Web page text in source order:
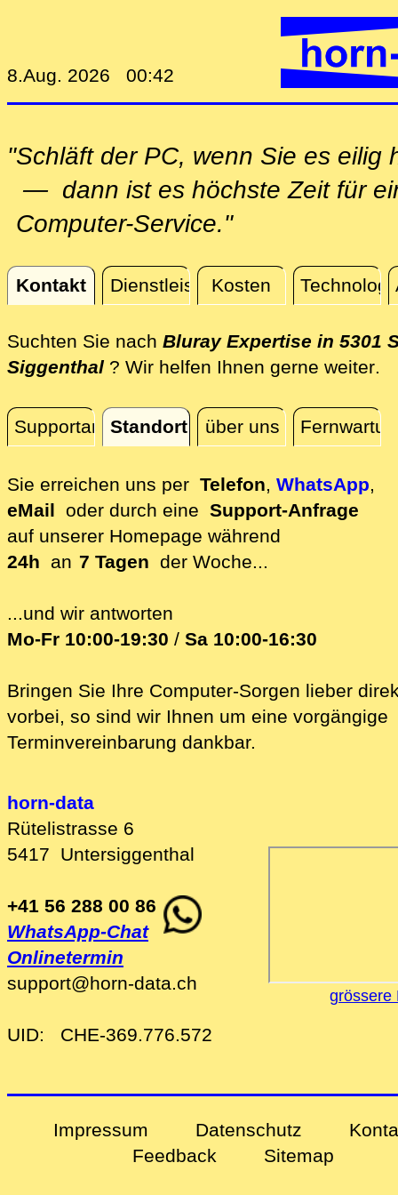
8.Aug. 2026 00:42
"Schläft der PC, wenn Sie es eilig
— dann ist es höchste Zeit für
Computer-Service."
Kontakt Dienstleistungen
Kosten
Kontakt
Suchten Sie nach Bluray Expertise in 5301
Siggenthal ? Wir helfen Ihnen gerne weiter.
SupportanfrageStandort über uns
Standort
Sie erreichen uns per Telefon, WhatsApp,
eMail oder durch eine Support-Anfrage
auf unserer Homepage während
24h an 7 Tagen der Woche...
...und wir antworten
Mo-Fr 10:00-19:30 / Sa 10:00-16:30
Bringen Sie Ihre Computer-Sorgen lieber
vorbei, so sind wir Ih‍nen um eine vorgängige
Terminvereinbarung dankbar.
horn-data
Rütelistrasse 6
5417 Untersiggenthal
+41 56 288 00 86
WhatsApp-Chat
Onlinetermin
support@horn-data.ch
UID: CHE-369.776.572
grössere
Impressum Datenschutz
Feedback
Sitemap